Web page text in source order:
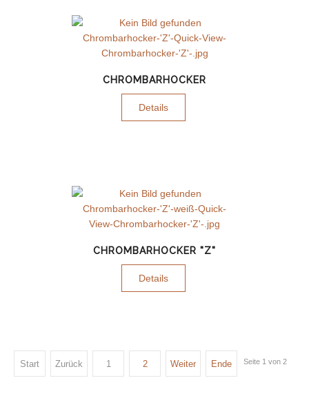
CHROMBARHOCKER
Details
CHROMBARHOCKER "Z"
Details
Start Zurück 1 2 Weiter Ende Seite 1 von 2